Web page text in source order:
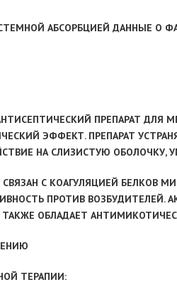
АБСОРБЦИЕЙ ДАННЫЕ О
ПРЕПАРАТ ДЛЯ
ЭФФЕКТ. ПРЕПАРАТ
НА СЛИЗИСТУЮ ОБОЛОЧКУ,
С КОАГУЛЯЦИЕЙ БЕЛКОВ
ПРОТИВ ВОЗБУДИТЕЛЕЙ.
ТАКЖЕ ОБЛАДАЕТ
ТЕРАПИИ: